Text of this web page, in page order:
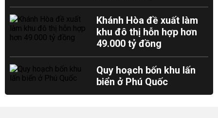
Khánh Hòa đề xuất làm
khu đô thị hỗn hợp hơn
49.000 tỷ đồng
Quy hoạch bốn khu lấn
biển ở Phú Quốc